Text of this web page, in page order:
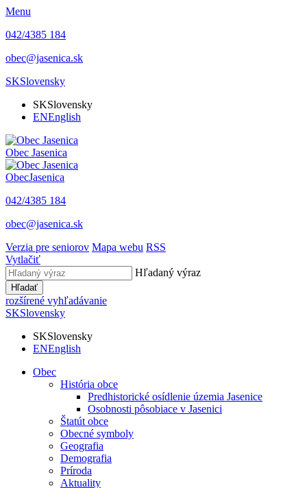
Menu
042/4385 184
obec@jasenica.sk
SKSlovensky
SKSlovensky
ENEnglish
Obec Jasenica
ObecJasenica
042/4385 184
obec@jasenica.sk
Verzia pre seniorov Mapa webu RSS
Vytlačiť
Hľadaný výraz
Hľadať
rozšírené vyhľadávanie
SKSlovensky
SKSlovensky
ENEnglish
Obec
História obce
Predhistorické osídlenie územia Jasenice
Osobnosti pôsobiace v Jasenici
Štatút obce
Obecné symboly
Geografia
Demografia
Príroda
Aktuality